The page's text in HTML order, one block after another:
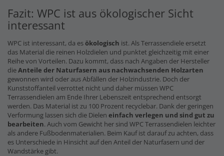
Fazit: WPC ist aus ökologischer Sicht
interessant
WPC ist interessant, da esökologisch ist. Als Terrassendiele ersetzt
das Material die reinen Holzdielen und punktet gleichzeitig mit einer
Reihe von Vorteilen. Dazu kommt, dass nach Angaben der Hersteller
dieAnteile der Naturfasern aus nachwachsenden Holzarten
gewonnen wird oder aus Abfällen der Holzindustrie. Doch der
Kunststoffanteil verrottet nicht und daher müssen WPC
Terrassendielen am Ende Ihrer Lebenszeit entsprechend entsorgt
werden. Das Material ist zu 100 Prozent recyclebar. Dank der geringen
Verformung lassen sich die Dielen einfach verlegen und sind gut zu
bearbeiten. Auch vom Gewicht her sind WPC Terrassendielen leichter
als andere Fußbodenmaterialien. Beim Kauf ist darauf zu achten, dass
es Unterschiede in Hinsicht auf den Anteil der Naturfasern und der
Wandstärke gibt.